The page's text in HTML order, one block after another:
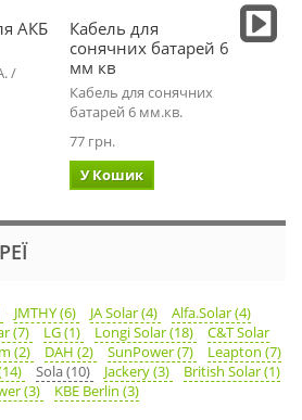
АКБ
/
Кабель для
сонячних батарей 6
мм кв
Кабель для сонячних
батарей 6 мм.кв.
77 грн.
У Кошик
JMTHY (6) JA Solar (4)
Alfa.Solar (4)
(7) LG (1) Longi Solar (18)
C&T Solar
(2) DAH (2) SunPower (7)
Leapton (7)
Sola (10) Jackery (3)
British Solar (1)
(3) KBE Berlin (3)